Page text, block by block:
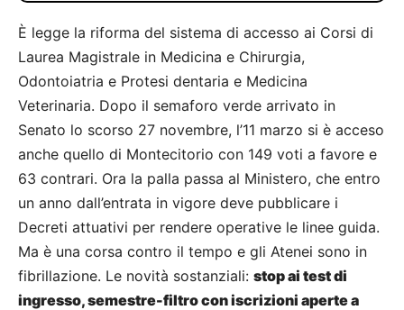
È legge la riforma del sistema di accesso ai Corsi di
Laurea Magistrale in Medicina e Chirurgia,
Odontoiatria e Protesi dentaria e Medicina
Veterinaria. Dopo il semaforo verde arrivato in
Senato lo scorso 27 novembre, l’11 marzo si è acceso
anche quello di Montecitorio con 149 voti a favore e
63 contrari. Ora la palla passa al Ministero, che entro
un anno dall’entrata in vigore deve pubblicare i
Decreti attuativi per rendere operative le linee guida.
Ma è una corsa contro il tempo e gli Atenei sono in
fibrillazione. Le novità sostanziali: stop ai test di
ingresso, semestre-filtro con iscrizioni aperte a